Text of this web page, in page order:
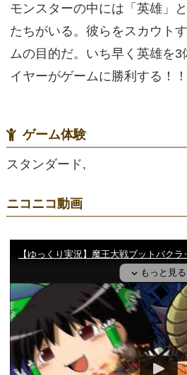
モンスターの中には「英雄」
たちがいる。彼らをスカウト
ムの目的だ。いち早く英雄を
イヤーがゲームに勝利する！！
ゲーム体験
スタンダード,
ニコニコ動画